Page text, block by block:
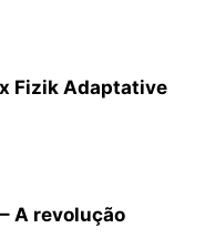
Fizik Adaptative
A revolução